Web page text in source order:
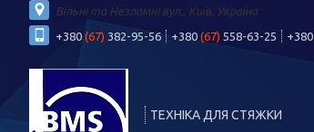
Вільні та Незламні вул., Київ, Україна
+380 (67) 382-95-56 +380 (67) 558-63-25 +380
ТЕХНІКА ДЛЯ СТЯЖКИ